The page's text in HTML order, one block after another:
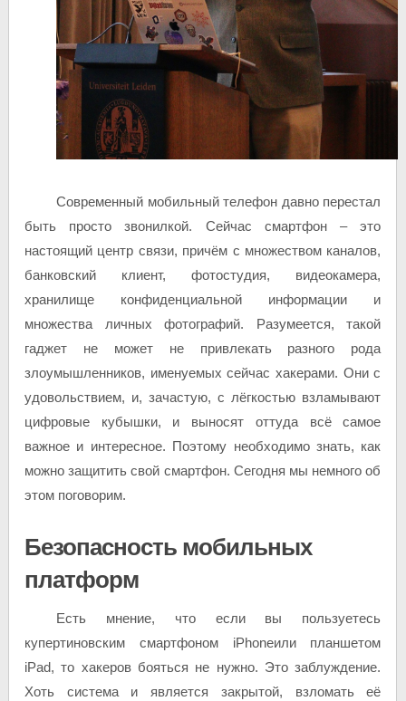
Современный мобильный телефон давно перестал
быть просто звонилкой. Сейчас смартфон – это
настоящий центр связи, причём с множеством каналов,
банковский клиент, фотостудия, видеокамера,
хранилище конфиденциальной информации и
множества личных фотографий. Разумеется, такой
гаджет не может не привлекать разного рода
злоумышленников, именуемых сейчас хакерами. Они с
удовольствием, и, зачастую, с лёгкостью взламывают
цифровые кубышки, и выносят оттуда всё самое
важное и интересное. Поэтому необходимо знать, как
можно защитить свой смартфон. Сегодня мы немного об
этом поговорим.
Безопасность мобильных
платформ
Есть мнение, что если вы пользуетесь
купертиновским смартфоном iPhoneили планшетом
iPad, то хакеров бояться не нужно. Это заблуждение.
Хоть система и является закрытой, взломать её